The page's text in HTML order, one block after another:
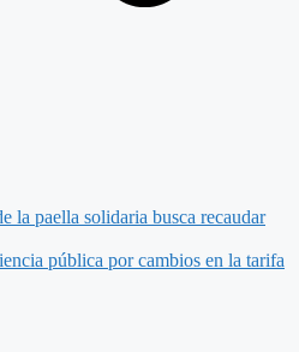
la paella solidaria busca recaudar
pública por cambios en la tarifa